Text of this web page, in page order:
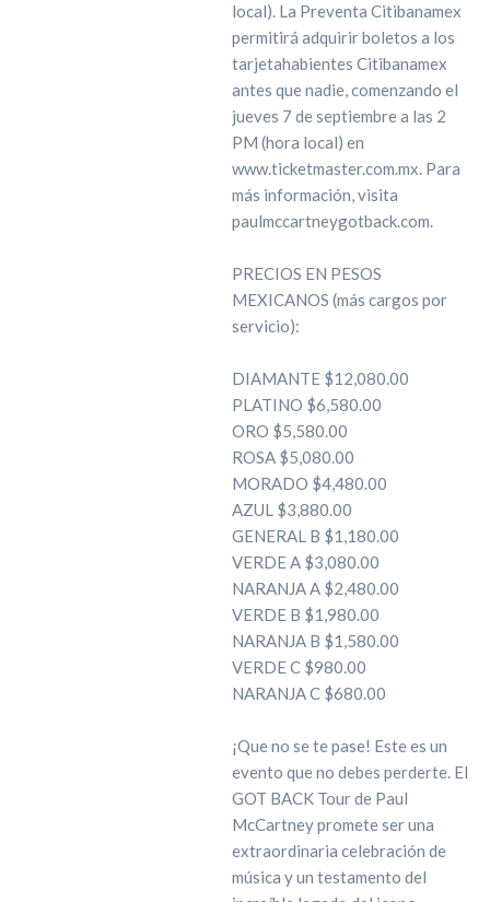
local). La Preventa Citibanamex
permitirá adquirir boletos a los
tarjetahabientes Citibanamex
antes que nadie, comenzando el
jueves 7 de septiembre a las 2
PM (hora local) en
www.ticketmaster.com.mx. Para
más información, visita
paulmccartneygotback.com.
PRECIOS EN PESOS
MEXICANOS (más cargos por
servicio):
DIAMANTE $12,080.00
PLATINO $6,580.00
ORO $5,580.00
ROSA $5,080.00
MORADO $4,480.00
AZUL $3,880.00
GENERAL B $1,180.00
VERDE A $3,080.00
NARANJA A $2,480.00
VERDE B $1,980.00
NARANJA B $1,580.00
VERDE C $980.00
NARANJA C $680.00
¡Que no se te pase! Este es un
evento que no debes perderte. El
GOT BACK Tour de Paul
McCartney promete ser una
extraordinaria celebración de
música y un testamento del